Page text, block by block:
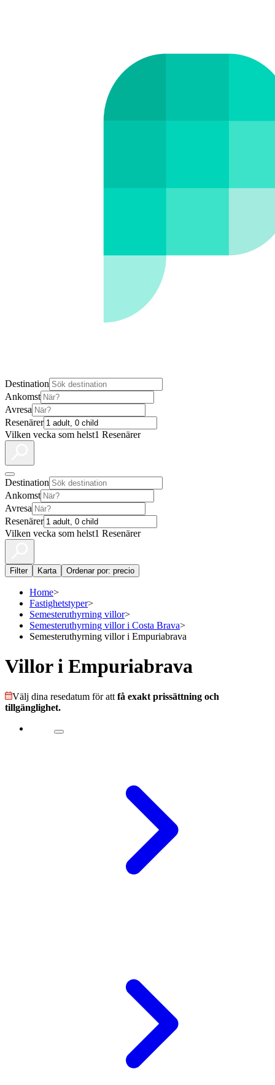
Destination
Ankomst
Avresa
Resenärer
Vilken vecka som helst1 Resenärer
Destination
Ankomst
Avresa
Resenärer
Vilken vecka som helst1 Resenärer
Filter Karta Ordenar por: precio
Home>
Fastighetstyper>
Semesteruthyrning villor>
Semesteruthyrning villor i Costa Brava>
Semesteruthyrning villor i Empuriabrava
Villor i Empuriabrava
Välj dina resedatum för att få exakt prissättning och
tillgänglighet.